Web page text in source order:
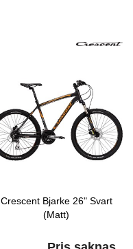
Crescent Bjarke 26" Svart
(Matt)